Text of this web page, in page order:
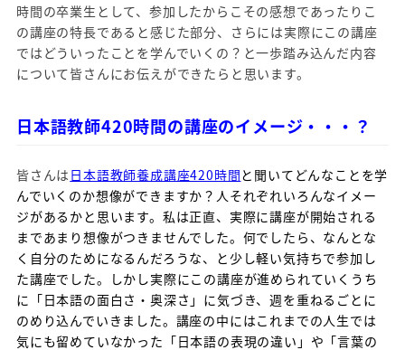
時間の卒業生として、参加したからこその感想であったりこ
の講座の特長であると感じた部分、さらには実際にこの講座
ではどういったことを学んでいくの？と一歩踏み込んだ内容
について皆さんにお伝えができたらと思います。
日本語教師420時間の講座のイメージ・・・？
皆さんは 日本語教師養成講座420時間と聞いてどんなことを学
んでいくのか想像ができますか？人それぞれいろんなイメー
ジがあるかと思います。私は正直、実際に講座が開始される
まであまり想像がつきませんでした。何でしたら、なんとな
く自分のためになるんだろうな、と少し軽い気持ちで参加し
た講座でした。しかし実際にこの講座が進められていくうち
に「日本語の面白さ・奥深さ」に気づき、週を重ねるごとに
のめり込んでいきました。講座の中にはこれまでの人生では
気にも留めていなかった「日本語の表現の違い」や「言葉の